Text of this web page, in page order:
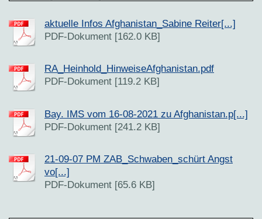
aktuelle Infos Afghanistan_Sabine Reiter[...]
PDF-Dokument [162.0 KB]
RA_Heinhold_HinweiseAfghanistan.pdf
PDF-Dokument [119.2 KB]
Bay. IMS vom 16-08-2021 zu Afghanistan.p[...]
PDF-Dokument [241.2 KB]
21-09-07 PM ZAB_Schwaben_schürt Angst
vo[...]
PDF-Dokument [65.6 KB]